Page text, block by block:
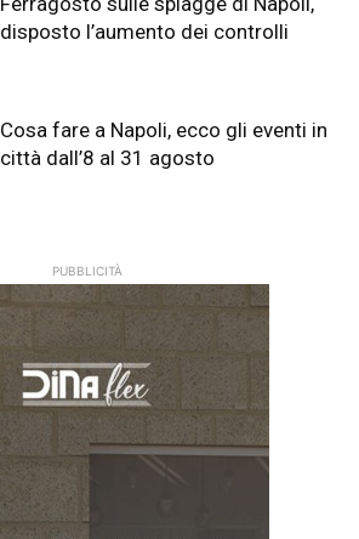
disposto l’aumento dei controlli
Cosa fare a Napoli, ecco gli eventi in
città dall’8 al 31 agosto
PUBBLICITÀ